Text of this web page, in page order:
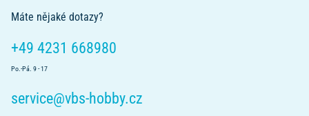
Máte nějaké dotazy?
+49 4231 668980
Po.-Pá. 9 - 17
service@vbs-hobby.cz